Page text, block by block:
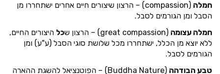
חמלה
(compassion) – הרצון שיצורים חיים אחרים ישתחררו מן
הסבל ומן הגורמים לסבל.
חמלה עצומה (great compassion) – הרצון ש כל היצורים החיים,
ללא יוצא מן הכלל, ישתחררו מכל שלושת סוגי הסבל (ע"ע) ומן
הגורמים לסבל.
טבע הבודהה
(Buddha Nature) – הפוטנציאל להשגת ההארה